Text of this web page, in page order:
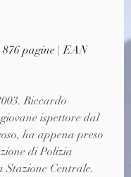
pagine | EAN
Riccardo
ispettore dal
ha appena preso
di Polizia
Centrale.